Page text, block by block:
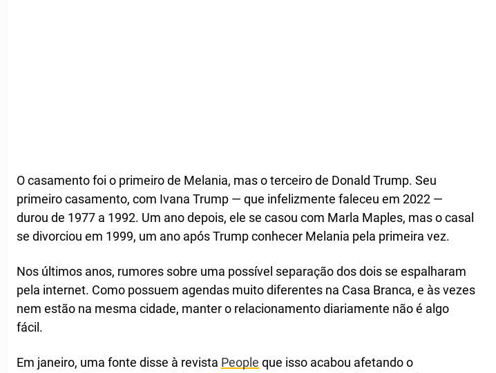
O casamento foi o primeiro de Melania, mas o terceiro de Donald Trump. Seu
primeiro casamento, com Ivana Trump — que infelizmente faleceu em 2022 —
durou de 1977 a 1992. Um ano depois, ele se casou com Marla Maples, mas o casal
se divorciou em 1999, um ano após Trump conhecer Melania pela primeira vez.
Nos últimos anos, rumores sobre uma possível separação dos dois se espalharam
pela internet. Como possuem agendas muito diferentes na Casa Branca, e às vezes
nem estão na mesma cidade, manter o relacionamento diariamente não é algo
fácil.
Em janeiro, uma fonte disse à revista People que isso acabou afetando o